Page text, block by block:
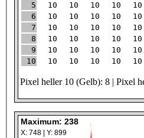
5
10 10 10 10 10
6
10 10 10 10 10
7
10 10 10 10 10
8
10 10 10 10 10
9
10 10 10 10 10
10
10 10 10 10 10
Pixel heller 10 (Gelb): 8 | Pixel
Maximum: 238
X: 748 | Y: 899